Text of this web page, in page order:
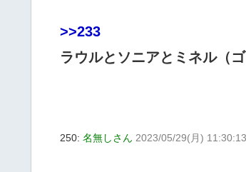
>>233
ラウルとソニアとミネル（ゴ
250: 名無しさん 2023/05/29(月)